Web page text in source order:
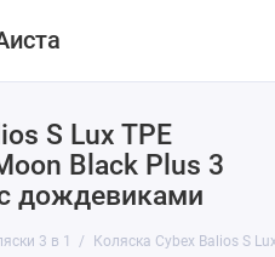
S Lux TPE
Black Plus 3
дождевиками
3 в 1 Коляска Cybex Balios S